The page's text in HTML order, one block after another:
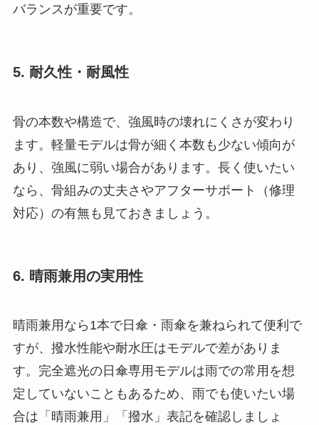
バランスが重要です。
5. 耐久性・耐風性
骨の本数や構造で、強風時の壊れにくさが変わり
ます。軽量モデルは骨が細く本数も少ない傾向が
あり、強風に弱い場合があります。長く使いたい
なら、骨組みの丈夫さやアフターサポート（修理
対応）の有無も見ておきましょう。
6. 晴雨兼用の実用性
晴雨兼用なら1本で日傘・雨傘を兼ねられて便利で
すが、撥水性能や耐水圧はモデルで差がありま
す。完全遮光の日傘専用モデルは雨での常用を想
定していないこともあるため、雨でも使いたい場
合は「晴雨兼用」「撥水」表記を確認しましょ